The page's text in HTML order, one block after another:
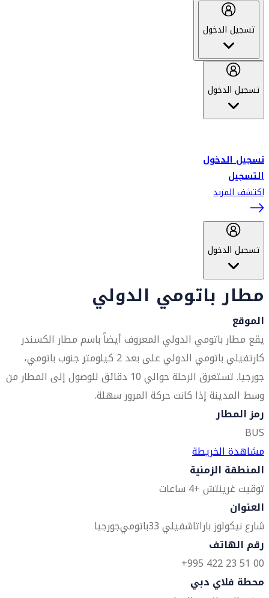
تسجيل الدخول
تسجيل الدخول
تسجيل الدخول
التسجيل
اكتشف المزيد
تسجيل الدخول
مطار باتومي الدولي
الموقع
يقع مطار باتومي الدولي المعروف أيضاً باسم مطار الكسندر
كارتفيلي باتومي الدولي على بعد 2 كيلومتر جنوب باتومي،
جورجيا. تستغرق الرحلة حوالي 10 دقائق للوصول إلى المطار من
وسط المدينة إذا كانت حركة المرور سهلة.
رمز المطار
BUS
مشاهدة الخريطة
المنطقة الزمنية
توقيت غرينتش +4 ساعات
العنوان
شارع نيكولوز باراتاشفيلي 33
باتوميجورجيا
رقم الهاتف
00 51 23 422 995+
محطة فلاي دبي